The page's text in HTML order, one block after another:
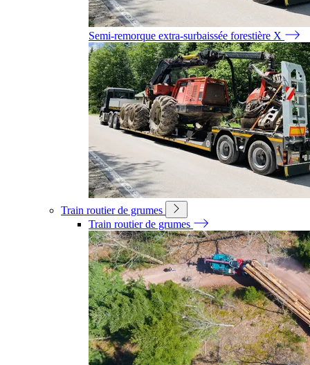
Semi-remorque extra-surbaissée forestière X
Train routier de grumes
Train routier de grumes